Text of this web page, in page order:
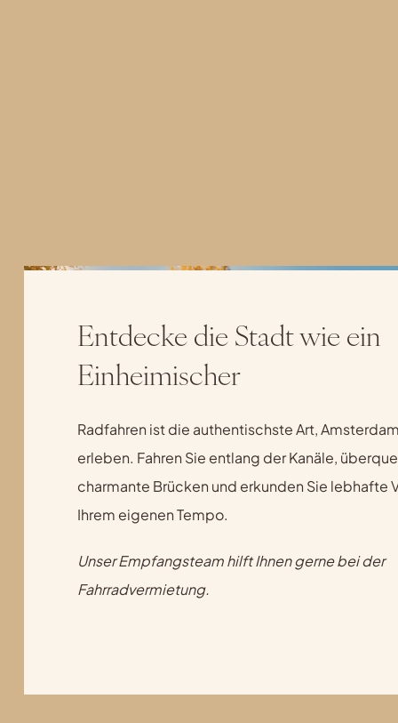
Entdecke die Stadt wie ein
Einheimischer
Radfahren ist die authentischste Art,
erleben. Fahren Sie entlang der Kanäle,
charmante Brücken und erkunden Sie lebhafte
Ihrem eigenen Tempo.
Unser Empfangsteam hilft Ihnen gerne bei der
Fahrradvermietung.